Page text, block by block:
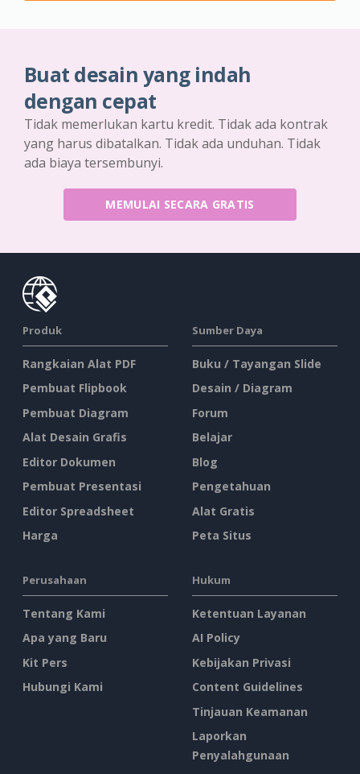
Buat desain yang indah
dengan cepat
Tidak memerlukan kartu kredit. Tidak ada kontrak
yang harus dibatalkan. Tidak ada unduhan. Tidak
ada biaya tersembunyi.
MEMULAI SECARA GRATIS
Produk
Rangkaian Alat PDF
Pembuat Flipbook
Pembuat Diagram
Alat Desain Grafis
Editor Dokumen
Pembuat Presentasi
Editor Spreadsheet
Harga
Sumber Daya
Buku / Tayangan Slide
Desain / Diagram
Forum
Belajar
Blog
Pengetahuan
Alat Gratis
Peta Situs
Perusahaan
Tentang Kami
Apa yang Baru
Kit Pers
Hubungi Kami
Hukum
Ketentuan Layanan
AI Policy
Kebijakan Privasi
Content Guidelines
Tinjauan Keamanan
Laporkan
Penyalahgunaan